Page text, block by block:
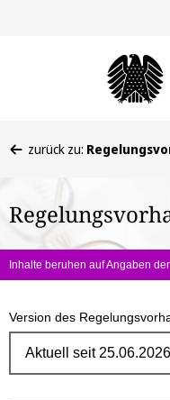
befinden
hier:
zurück zu:
Inhalte beruhen auf Angaben
Version des